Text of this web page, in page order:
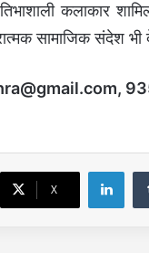
कलाकार
सामाजिक संदेश भी
,
X